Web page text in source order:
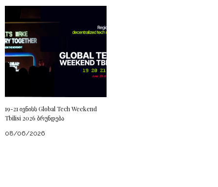
19-21 ივნისს Global Tech Weekend
Tbilisi 2026 ბრუნდება
08/06/2026